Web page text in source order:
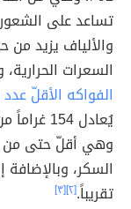
تساعد على
والألياف يزيد
السعرات
الفواكه الأقلّ
وهي أقلّ حتى من
السكر،
تقريباً.[٢] [٣]